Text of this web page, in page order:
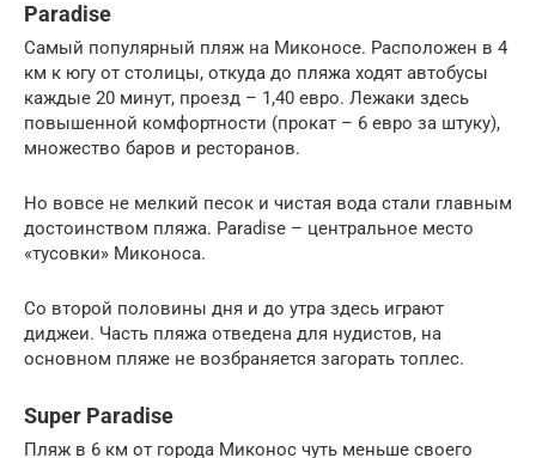
Paradise
Самый популярный пляж на Миконосе. Расположен в 4
км к югу от столицы, откуда до пляжа ходят автобусы
каждые 20 минут, проезд – 1,40 евро. Лежаки здесь
повышенной комфортности (прокат – 6 евро за штуку),
множество баров и ресторанов.
Но вовсе не мелкий песок и чистая вода стали главным
достоинством пляжа. Paradise – центральное место
«тусовки» Миконоса.
Со второй половины дня и до утра здесь играют
диджеи. Часть пляжа отведена для нудистов, на
основном пляже не возбраняется загорать топлес.
Super Paradise
Пляж в 6 км от города Миконос чуть меньше своего